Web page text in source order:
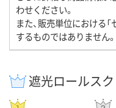
わせください。
また、販売単位における
するものではありません
遮光ロールス